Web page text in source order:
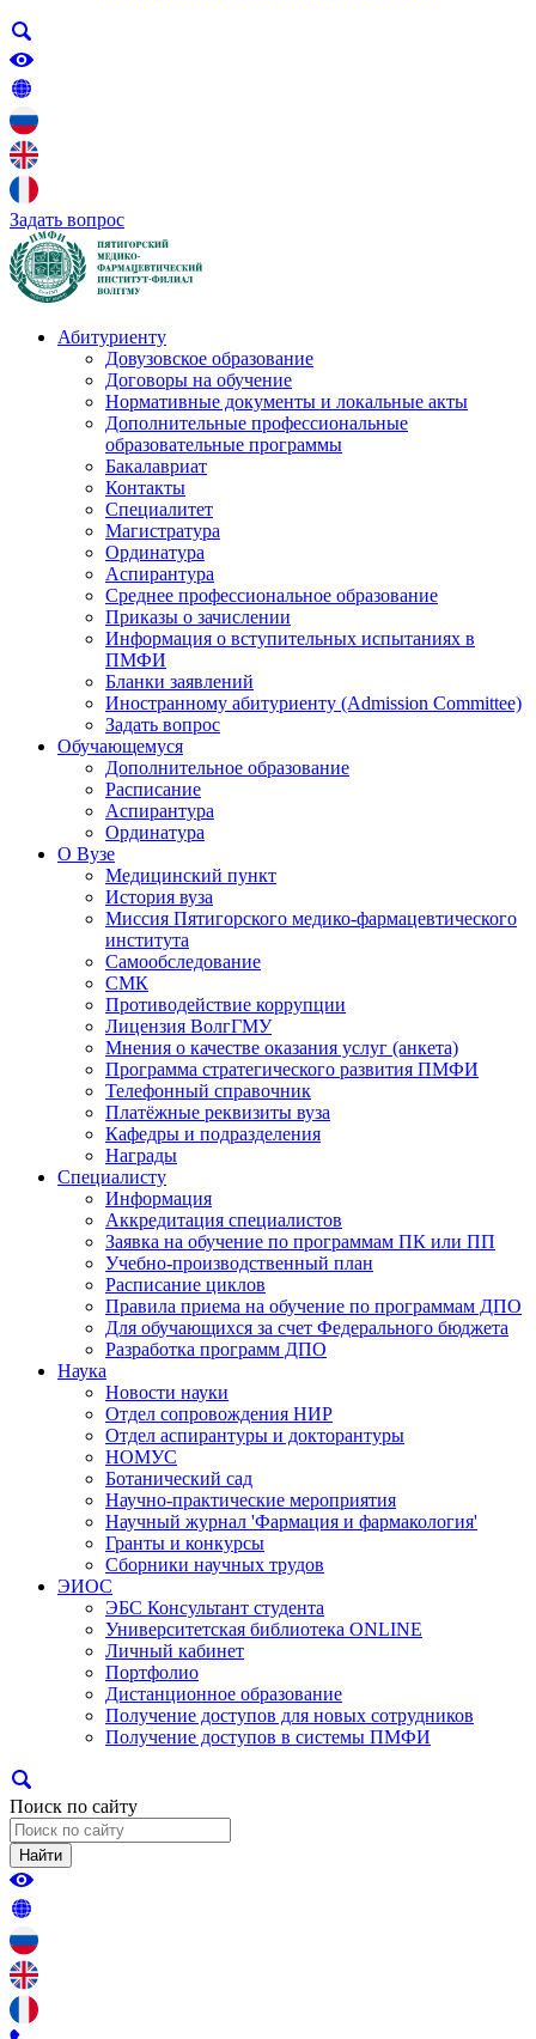
Задать вопрос
Абитуриенту
Довузовское образование
Договоры на обучение
Нормативные документы и локальные акты
Дополнительные профессиональные
образовательные программы
Бакалавриат
Контакты
Специалитет
Магистратура
Ординатура
Аспирантура
Среднее профессиональное образование
Приказы о зачислении
Информация о вступительных испытаниях в
ПМФИ
Бланки заявлений
Иностранному абитуриенту (Admission Committee)
Задать вопрос
Обучающемуся
Дополнительное образование
Расписание
Аспирантура
Ординатура
О Вузе
Медицинский пункт
История вуза
Миссия Пятигорского медико-фармацевтического
института
Самообследование
СМК
Противодействие коррупции
Лицензия ВолгГМУ
Мнения о качестве оказания услуг (анкета)
Программа стратегического развития ПМФИ
Телефонный справочник
Платёжные реквизиты вуза
Кафедры и подразделения
Награды
Специалисту
Информация
Аккредитация специалистов
Заявка на обучение по программам ПК или ПП
Учебно-производственный план
Расписание циклов
Правила приема на обучение по программам ДПО
Для обучающихся за счет Федерального бюджета
Разработка программ ДПО
Наука
Новости науки
Отдел сопровождения НИР
Отдел аспирантуры и докторантуры
НОМУС
Ботанический сад
Научно-практические мероприятия
Научный журнал 'Фармация и фармакология'
Гранты и конкурсы
Сборники научных трудов
ЭИОС
ЭБС Консультант студента
Университетская библиотека ONLINE
Личный кабинет
Портфолио
Дистанционное образование
Получение доступов для новых сотрудников
Получение доступов в системы ПМФИ
Поиск по сайту
Найти